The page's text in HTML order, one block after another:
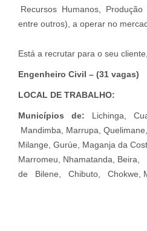
Recursos Humanos,
entre outros), a operar no
Está a recrutar para o seu
Engenheiro Civil – (31 vagas)
LOCAL DE TRABALHO:
Municípios de: Lichinga,
Mandimba, Marrupa,
Milange, Gurúe, Maganja da
Marromeu, Nhamatanda,
de Bilene, Chibuto, Chokwe,